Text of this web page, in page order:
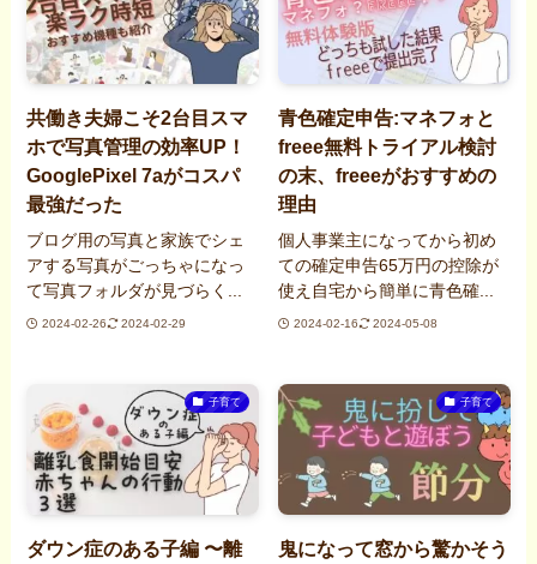
共働き夫婦こそ2台目スマ
ホで写真管理の効率UP！
GooglePixel 7aがコスパ
最強だった
ブログ用の写真と家族でシェ
アする写真がごっちゃになっ
て写真フォルダが見づらく...
2024-02-26 2024-02-29
青色確定申告:マネフォと
freee無料トライアル検討
の末、freeeがおすすめの
理由
個人事業主になってから初め
ての確定申告65万円の控除が
使え自宅から簡単に青色確...
2024-02-16 2024-05-08
子育て
ダウン症のある子編 〜離
子育て
鬼になって窓から驚かそう